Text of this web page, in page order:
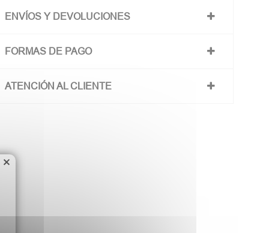
ENVÍOS Y DEVOLUCIONES
FORMAS DE PAGO
ATENCIÓN AL CLIENTE
×